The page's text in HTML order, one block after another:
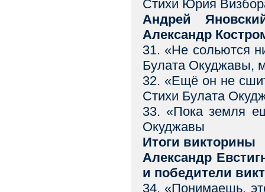
Стихи Юрия
Андрей
Александр
31. «Не сольются
Булата Окуджавы,
32. «Ещё он не
Стихи Булата
33. «Пока земля
Окуджавы
Итоги викторины
Александр
и победители
34. «Понимаешь,